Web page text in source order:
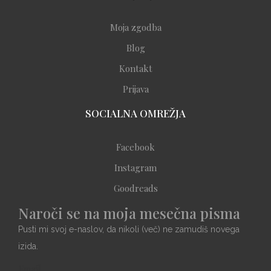
Moja zgodba
Blog
Kontakt
Prijava
SOCIALNA OMREŽJA
Facebook
Instagram
Goodreads
Naroči se na moja mesečna pisma
Pusti mi svoj e-naslov, da nikoli (več) ne zamudiš novega
izida.